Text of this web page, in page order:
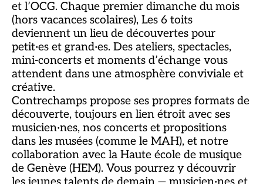
et l’OCG. Chaque premier dimanche du mois
(hors vacances scolaires), Les 6 toits
deviennent un lieu de découvertes pour
petit·es et grand·es. Des ateliers, spectacles,
mini-concerts et moments d’échange vous
attendent dans une atmosphère conviviale et
créative.
Contrechamps propose ses propres formats de
découverte, toujours en lien étroit avec ses
musicien·nes, nos concerts et propositions
dans les musées (comme le MAH), et notre
collaboration avec la Haute école de musique
de Genève (HEM). Vous pourrez y découvrir